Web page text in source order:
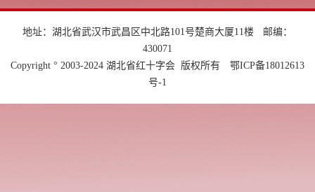
地址：湖北省武汉市武昌区中北路101号楚商大厦11楼
邮编：
430071
Copyright ° 2003-2024 湖北省红十字会 版权所有
鄂ICP备18012613
号-1